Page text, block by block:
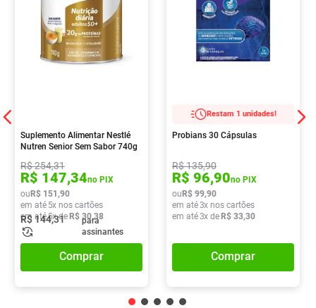
Suplemento Alimentar Nestlé
Nutren Senior Sem Sabor 740g
R$254,31
R$ 147,34no PIX
ouR$ 151 ,90
em até 5x nos cartões
em até5x deR$ 30,38
R$144,31
para
assinantes
Comprar
Restam 1 unidades!
Probians 30 Cápsulas
R$135,90
R$ 96,90no PIX
ouR$ 99,90
em até3x nos cartões
em até3x deR$ 33,30
Comprar